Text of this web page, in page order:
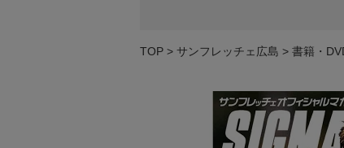
TOP サンフレッチェ広島 書籍・